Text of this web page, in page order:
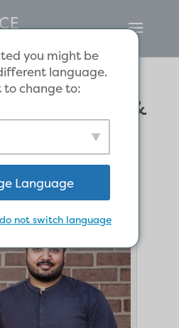
de Kashif &
you might be
language.
to change to:
Language
not switch language